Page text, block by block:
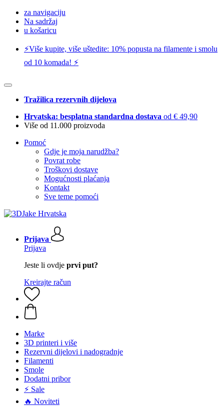
za navigaciju
Na sadržaj
u košaricu
⚡️Više kupite, više uštedite: 10% popusta na filamente i smolu
od 10 komada! ⚡️
Tražilica rezervnih dijelova
Hrvatska: besplatna standardna dostava od € 49,90
Više od 11.000 proizvoda
Pomoć
Gdje je moja narudžba?
Povrat robe
Troškovi dostave
Mogućnosti plaćanja
Kontakt
Sve teme pomoći
Prijava
Prijava
Jeste li ovdje prvi put?
Kreirajte račun
Marke
3D printeri i više
Rezervni dijelovi i nadogradnje
Filamenti
Smole
Dodatni pribor
⚡ Sale
🔥 Noviteti